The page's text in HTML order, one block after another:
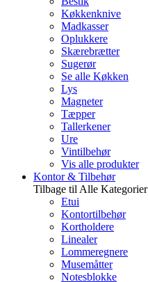
Køkkenknive
Madkasser
Oplukkere
Skærebrætter
Sugerør
Se alle Køkken
Lys
Magneter
Tæpper
Tallerkener
Ure
Vintilbehør
Vis alle produkter
Kontor & Tilbehør
Tilbage til Alle Kategorier
Etui
Kontortilbehør
Kortholdere
Linealer
Lommeregnere
Musemåtter
Notesblokke